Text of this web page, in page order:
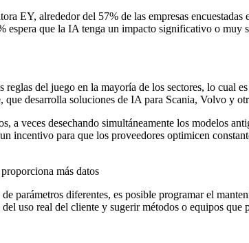
EY, alrededor del 57% de las empresas
espera que la IA tenga un impacto significativo o
del juego en la mayoría de los sectores, lo cual
desarrolla soluciones de IA para Scania, Volvo y
a veces desechando simultáneamente los modelos
incentivo para que los proveedores optimicen
más datos
parámetros diferentes, es posible programar el
uso real del cliente y sugerir métodos o equipos